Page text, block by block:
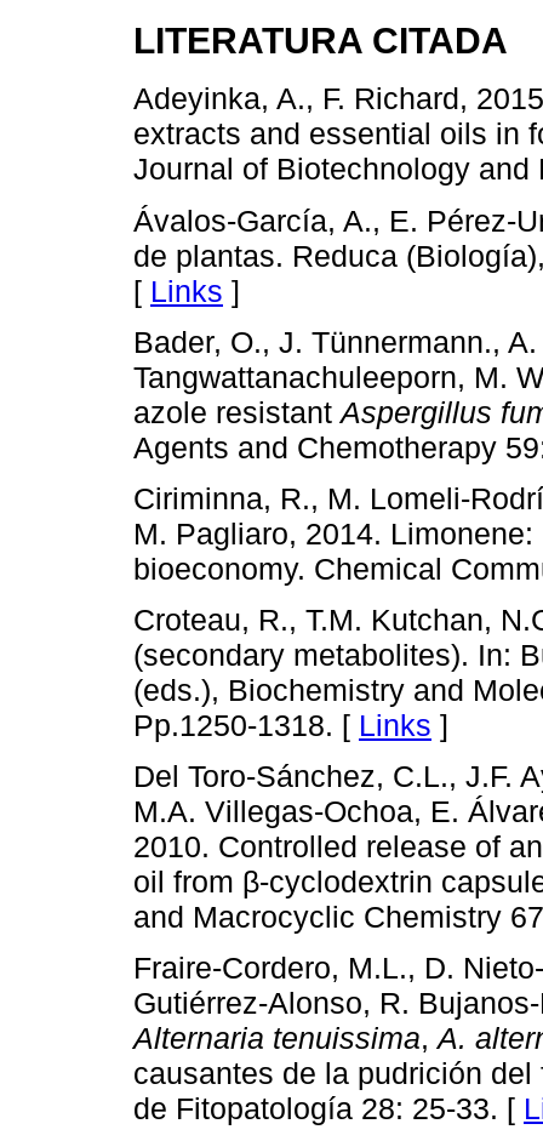
LITERATURA CITADA
Adeyinka, A., F. Richard,
extracts and essential oils in
Journal of Biotechnology
Ávalos-García, A., E. Pérez-
de plantas. Reduca
[ Links ]
Bader, O., J. Tünnermann.,
Tangwattanachuleeporn, M.
azole resistantAspergillus
Agents and Chemotherapy
Ciriminna, R., M. Lomeli-
M. Pagliaro, 2014.
bioeconomy. Chemical
Croteau, R., T.M. Kutchan,
(secondary metabolites). In:
(eds.), Biochemistry and
Pp.1250-1318. [ Links ]
Del Toro-Sánchez, C.L., J.F.
M.A. Villegas-Ochoa, E.
2010. Controlled release of
oil from β-cyclodextrin
and Macrocyclic Chemistry
Fraire-Cordero, M.L., D.
Gutiérrez-Alonso, R.
Alternaria tenuissima,A.
causantes de la pudrición
de Fitopatología 28: 25-33. [